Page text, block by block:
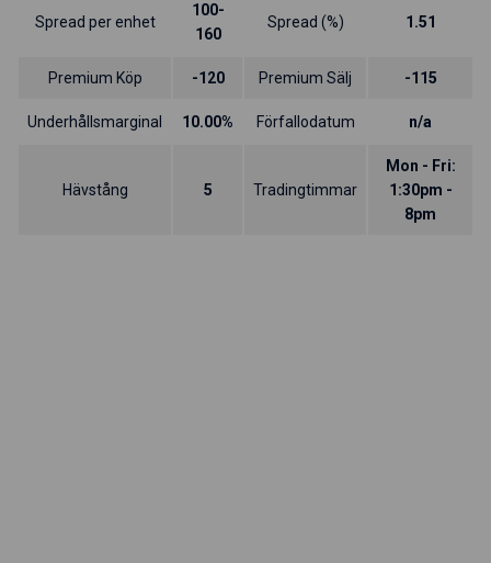
Spread per enhet
100-
160
Spread (%) 1.51
Premium Köp -120 Premium Sälj -115
Underhållsmarginal 10.00% Förfallodatum n/a
Hävstång 5 Tradingtimmar
Mon - Fri:
1:30pm -
8pm